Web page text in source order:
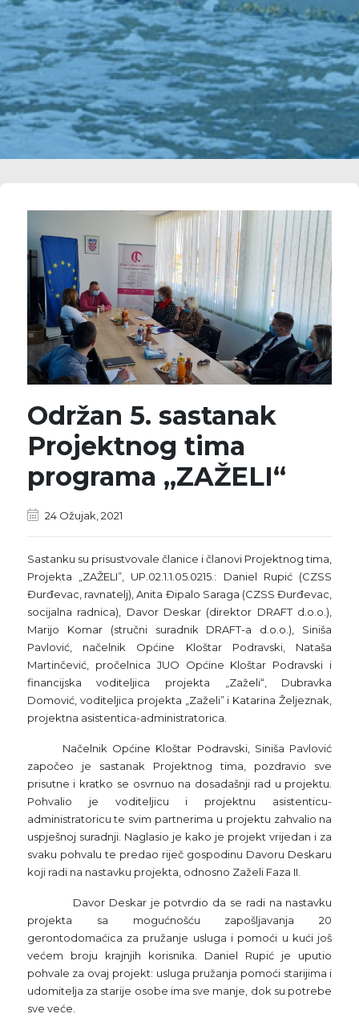
Održan 5. sastanak
Projektnog tima
programa „ZAŽELI“
24 Ožujak, 2021
Sastanku su prisustvovale članice i članovi Projektnog tima,
Projekta „ZAŽELI”, UP.02.1.1.05.0215.: Daniel Rupić (CZSS
Đurđevac, ravnatelj), Anita Đipalo Saraga (CZSS Đurđevac,
socijalna radnica), Davor Deskar (direktor DRAFT d.o.o.),
Marijo Komar (stručni suradnik DRAFT-a d.o.o.), Siniša
Pavlović, načelnik Općine Kloštar Podravski, Nataša
Martinčević, pročelnica JUO Općine Kloštar Podravski i
financijska voditeljica projekta „Zaželi“, Dubravka
Domović, voditeljica projekta „Zaželi” i Katarina Željeznak,
projektna asistentica-administratorica.
Načelnik Općine Kloštar Podravski, Siniša Pavlović
započeo je sastanak Projektnog tima, pozdravio sve
prisutne i kratko se osvrnuo na dosadašnji rad u projektu.
Pohvalio je voditeljicu i projektnu asistenticu-
administratoricu te svim partnerima u projektu zahvalio na
uspješnoj suradnji. Naglasio je kako je projekt vrijedan i za
svaku pohvalu te predao riječ gospodinu Davoru Deskaru
koji radi na nastavku projekta, odnosno Zaželi Faza II.
Davor Deskar je potvrdio da se radi na nastavku
projekta sa mogućnošću zapošljavanja 20
gerontodomaćica za pružanje usluga i pomoći u kući još
većem broju krajnjih korisnika. Daniel Rupić je uputio
pohvale za ovaj projekt: usluga pružanja pomoći starijima i
udomitelja za starije osobe ima sve manje, dok su potrebe
sve veće.